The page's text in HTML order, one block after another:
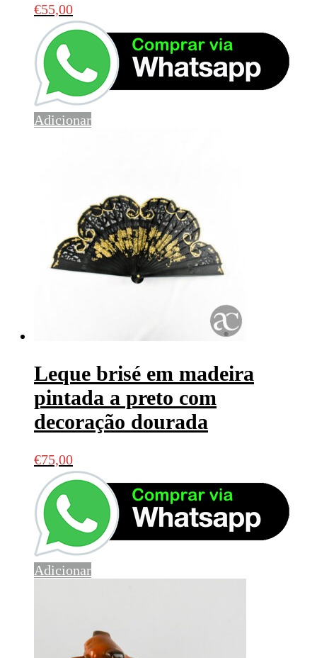
€55,00
Adicionar
Leque brisé em madeira
pintada a preto com
decoração dourada
€75,00
Adicionar